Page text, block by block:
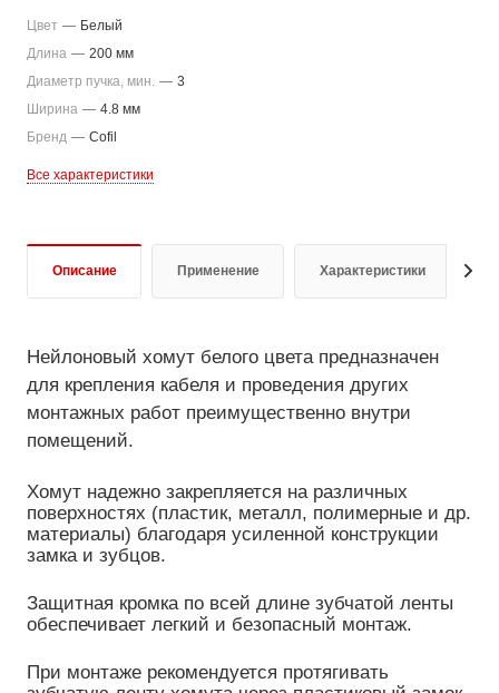
Цвет — Белый
Длина — 200 мм
Диаметр пучка, мин. — 3
Ширина — 4.8 мм
Бренд — Cofil
Все характеристики
Описание Применение Характеристики
Нейлоновый хомут белого цвета предназначен
для крепления кабеля и проведения других
монтажных работ преимущественно внутри
помещений.
Хомут надежно закрепляется на различных
поверхностях (пластик, металл, полимерные и др.
материалы) благодаря усиленной конструкции
замка и зубцов.
Защитная кромка по всей длине зубчатой ленты
обеспечивает легкий и безопасный монтаж.
При монтаже рекомендуется протягивать